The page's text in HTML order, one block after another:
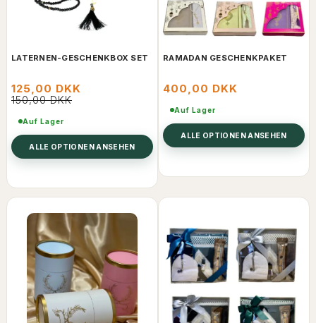
LATERNEN-GESCHENKBOX SET
125,00 DKK
150,00 DKK
Auf Lager
ALLE OPTIONEN ANSEHEN
RAMADAN GESCHENKPAKET
400,00 DKK
Auf Lager
ALLE OPTIONEN ANSEHEN